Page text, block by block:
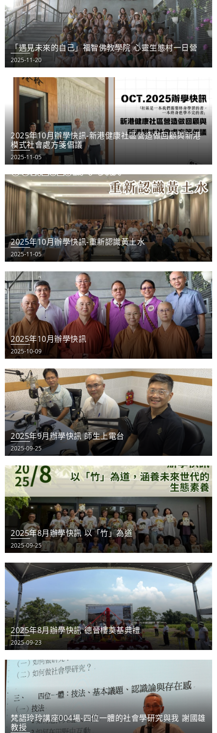
「遇見未來的自己」福智佛教學院 心靈生態村一日營
2025-11-20
2025年10月辦學快訊-新港健康社區營造做回顧與新港
模式社會處方箋倡議
2025-11-05
2025年10月辦學快訊-重新認識黃土水
2025-11-05
2025年10月辦學快訊
2025-10-09
2025年9月辦學快訊 師生上電台
2025-09-25
2025年8月辦學快訊 以「竹」為道
2025-09-25
2025年8月辦學快訊 德晉樓奠基典禮
2025-09-23
梵語玲玲講座004場-四位一體的社會學研究與我 謝國雄
教授